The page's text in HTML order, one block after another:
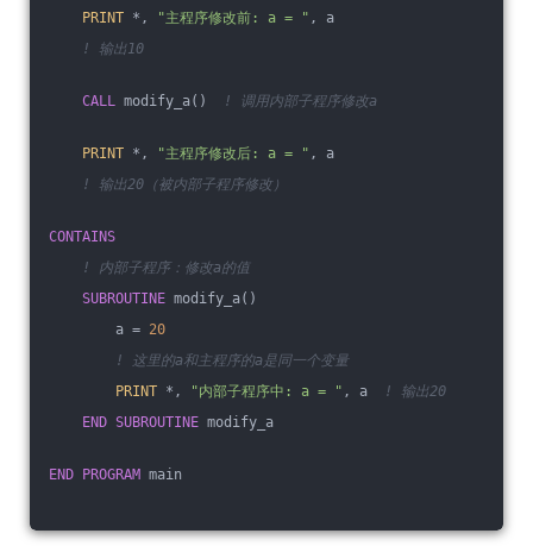
PRINT *, "主程序修改前: a = " , a
! 输出10
CALL modify_a() ! 调用内部子程序修改a
PRINT *, "主程序修改后: a = " , a
! 输出20（被内部子程序修改）
CONTAINS
! 内部子程序：修改a的值
SUBROUTINE modify_a()
a = 20
! 这里的a和主程序的a是同一个变量
PRINT *, "内部子程序中: a = " , a
! 输出20
END SUBROUTINE modify_a
END PROGRAM main